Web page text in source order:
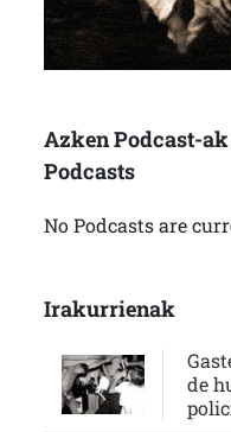
Azken Podcast-
Podcasts
No Podcasts are
Irakurrienak
de